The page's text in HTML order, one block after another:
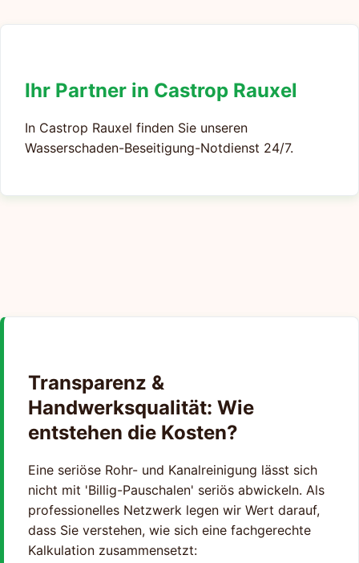
Ihr Partner in Castrop Rauxel
In Castrop Rauxel finden Sie unseren
Wasserschaden-Beseitigung-Notdienst 24/7.
Transparenz &
Handwerksqualität: Wie
entstehen die Kosten?
Eine seriöse Rohr- und Kanalreinigung lässt sich
nicht mit 'Billig-Pauschalen' seriös abwickeln. Als
professionelles Netzwerk legen wir Wert darauf,
dass Sie verstehen, wie sich eine fachgerechte
Kalkulation zusammensetzt: